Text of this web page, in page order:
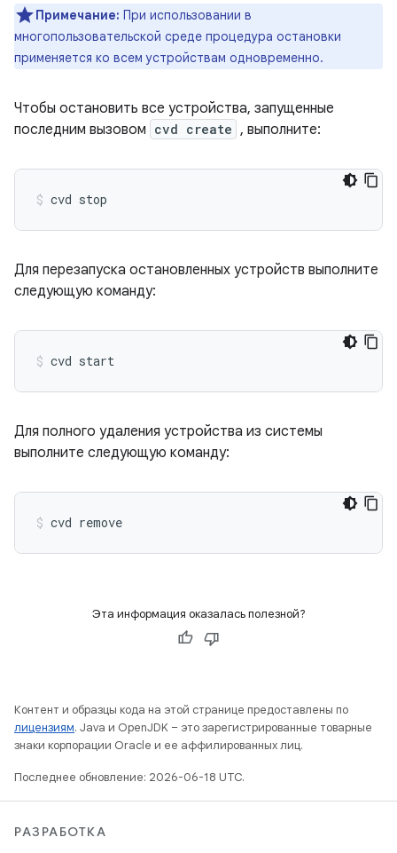
Примечание: При использовании в
многопользовательской среде процедура остановки
применяется ко всем устройствам одновременно.
Чтобы остановить все устройства, запущенные
последним вызовом cvd create , выполните:
Для перезапуска остановленных устройств выполните
следующую команду:
Для полного удаления устройства из системы
выполните следующую команду:
Эта информация оказалась полезной?
Контент и образцы кода на этой странице предоставлены по
лицензиям. Java и OpenJDK – это зарегистрированные товарные
знаки корпорации Oracle и ее аффилированных лиц.
Последнее обновление: 2026-06-18 UTC.
РАЗРАБОТКА